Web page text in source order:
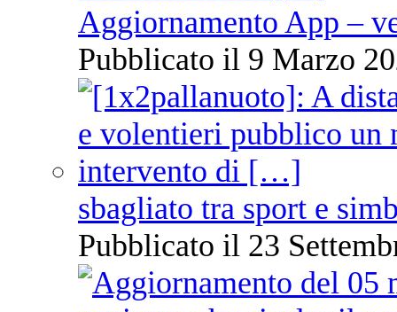
Aggiornamento App –
Pubblicato il 9 Marzo
sbagliato tra sport e
Pubblicato il 23